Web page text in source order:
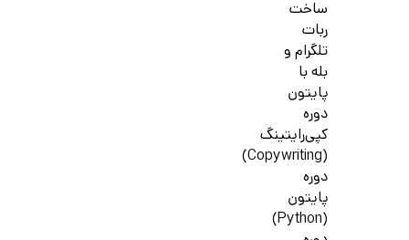
ساخت
ربات
تلگرام و
بله با
پایتون
دوره
کپی‌رایتینگ
(Copywriting)
دوره
پایتون
(Python)